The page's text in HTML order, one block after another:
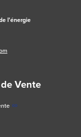
l'énergie
Vente